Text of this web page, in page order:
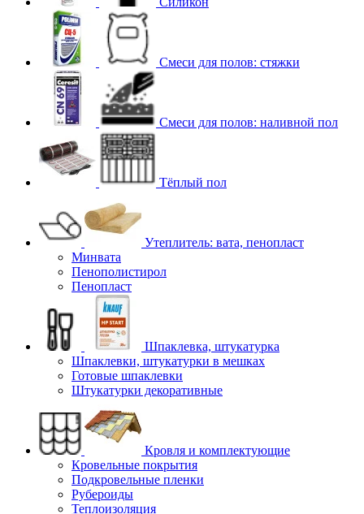
Смеси для полов: стяжки
Смеси для полов: наливной пол
Тёплый пол
Утеплитель: вата, пенопласт
Минвата
Пенополистирол
Пенопласт
Шпаклевка, штукатурка
Шпаклевки, штукатурки в мешках
Готовые шпаклевки
Штукатурки декоративные
Кровля и комплектующие
Кровельные покрытия
Подкровельные пленки
Рубероиды
Теплоизоляция